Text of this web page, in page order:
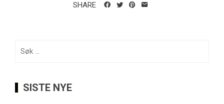
SHARE
etter:
SISTE NYE